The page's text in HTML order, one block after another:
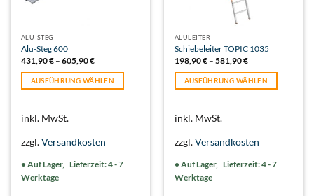
ALU-STEG
Alu-Steg 600
431,90€– 605,90€
AUSFÜHRUNG WÄHLEN
weist
Varianten
auf.
Die
inkl. MwSt.
zzgl.Versandkosten
Lieferzeit:4 - 7
Werktage
ALULEITER
Schiebeleiter TOPIC 1035
198,90€– 581,90€
AUSFÜHRUNG WÄHLEN
weist
Varianten
auf.
Die
inkl. MwSt.
zzgl.Versandkosten
Lieferzeit:4 - 7
Werktage